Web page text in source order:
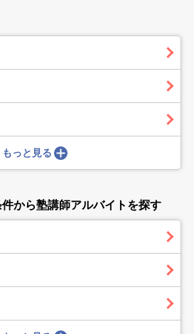
もっと見る
から塾講師アルバイトを探す